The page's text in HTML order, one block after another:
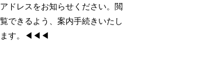
アドレスをお知らせください。閲
覧できるよう、案内手続きいたし
ます。◀◀◀